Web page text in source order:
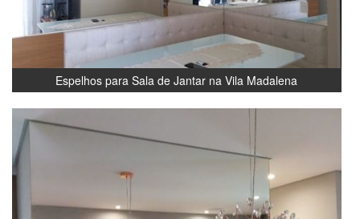
Espelhos para Sala de Jantar na Vila Madalena